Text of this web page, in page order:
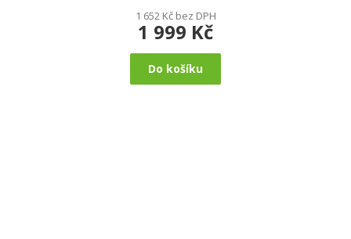
1 652 Kč bez DPH
1 999 Kč
Do košíku